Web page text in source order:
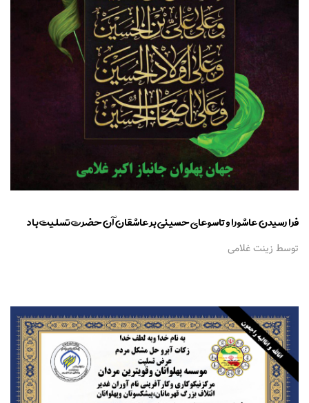
فرا رسیدن عاشورا و تاسوعای حسینی بر عاشقان آن حضرت تسلیت باد
توسط زینت غلامی